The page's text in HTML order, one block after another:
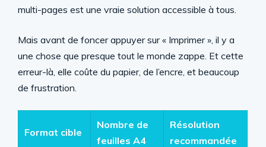
multi-pages est une vraie solution accessible à tous.
Mais avant de foncer appuyer sur « Imprimer », il y a
une chose que presque tout le monde zappe. Et cette
erreur-là, elle coûte du papier, de l’encre, et beaucoup
de frustration.
Format cible
Nombre de
feuilles A4
Résolution
recommandée